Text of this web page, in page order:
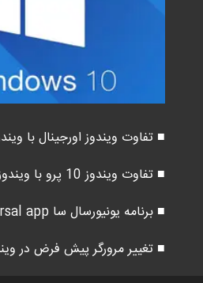
■ تفاوت ویندوز اورجینال با
■ تفاوت ویندوز 10 پرو با ویندوز 10 Home
■ برنامه یونیورسال سا Universal app چیه ؟
■ تغییر مرورگر پیش فرض در